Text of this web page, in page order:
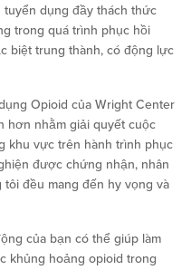
dụng đầy thách thức
trong quá trình phục hồi
biệt trung thành, có động lực
Opioid của Wright Center
hơn nhằm giải quyết cuộc
khu vực trên hành trình phục
được chứng nhận, nhân
đều mang đến hy vọng và
của bạn có thể giúp làm
khủng hoảng opioid trong